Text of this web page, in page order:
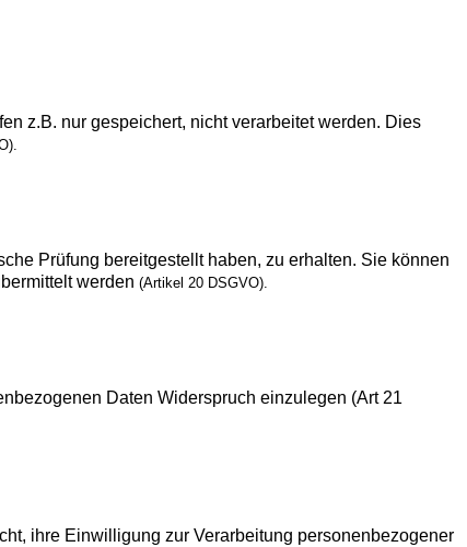
z.B. nur gespeichert, nicht verarbeitet werden. Dies
Prüfung bereitgestellt haben, zu erhalten. Sie können
werden (Artikel 20 DSGVO).
Daten Widerspruch einzulegen (Art 21
ihre Einwilligung zur Verarbeitung personenbezogener